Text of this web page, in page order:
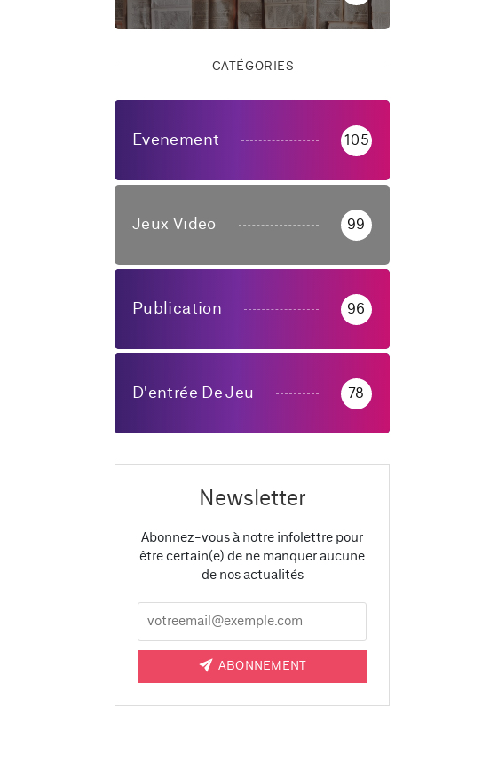
CATÉGORIES
Evenement 105
Jeux Video 99
Publication 96
D'entrée De Jeu 78
Newsletter
Abonnez-vous à notre infolettre pour
être certain(e) de ne manquer aucune
de nos actualités
ABONNEMENT